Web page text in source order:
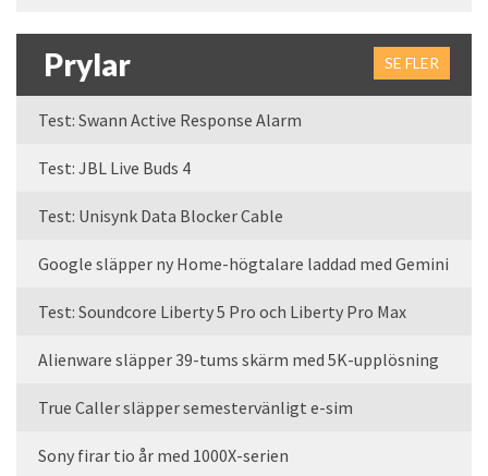
Prylar SE FLER
Test: Swann Active Response Alarm
Test: JBL Live Buds 4
Test: Unisynk Data Blocker Cable
Google släpper ny Home-högtalare laddad med Gemini
Test: Soundcore Liberty 5 Pro och Liberty Pro Max
Alienware släpper 39-tums skärm med 5K-upplösning
True Caller släpper semestervänligt e-sim
Sony firar tio år med 1000X-serien